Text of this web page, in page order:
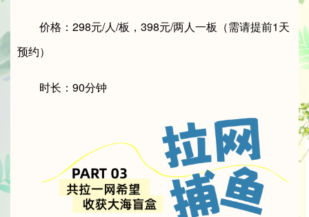
价格：298元/人/板，398元/两人一板（需请提前1天
预约）
时长：90分钟